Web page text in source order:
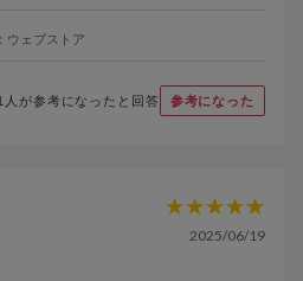
ウェブストア
人が参考になったと回答 参考になった
2025/06/19